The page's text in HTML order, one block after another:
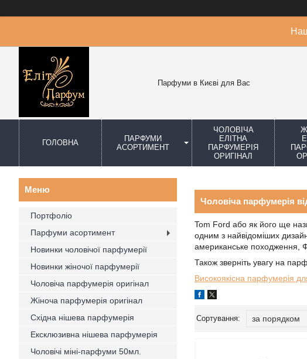
Парфуми в Києві для Вас
ГОЛОВНА
ПАРФУМИ
АСОРТИМЕНТ
ЧОЛОВІЧА
ЕЛІТНА
ПАРФУМЕРІЯ
ОРИГІНАЛ
Чоловіча парфумерія
Tom Ford або як його ще
одним з найвідоміших
американське походження,
Також зверніть увагу на
Високоякісна парфумерія
Портфоліо
Парфуми асортимент
Новинки чоловічої парфумерії
Новинки жіночої парфумерії
Чоловіча парфумерія оригінал
Жіноча парфумерія оригінал
Східна нішева парфумерія
Ексклюзивна нішева парфумерія
Чоловічі міні-парфуми 50мл.